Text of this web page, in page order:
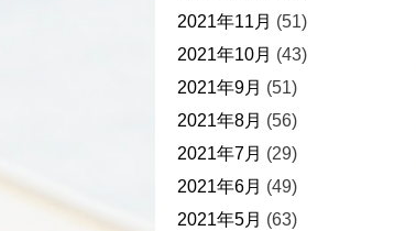
2021年11月 (51)
2021年10月 (43)
2021年9月 (51)
2021年8月 (56)
2021年7月 (29)
2021年6月 (49)
2021年5月 (63)